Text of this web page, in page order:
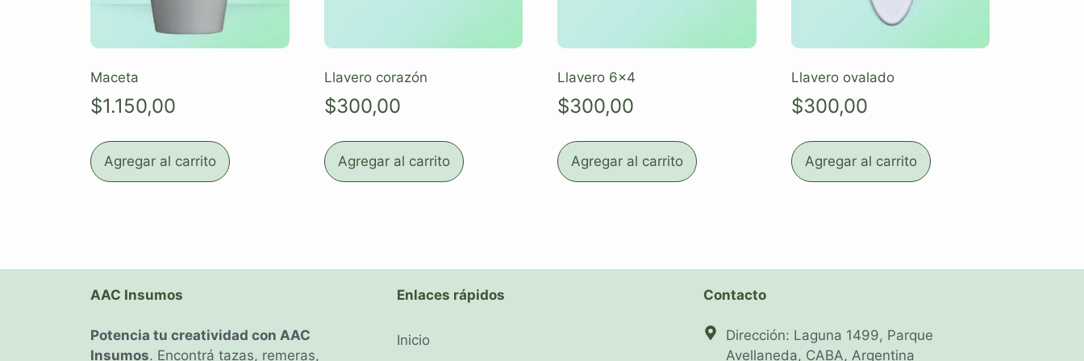
Maceta
$1.150,00
Agregar al carrito
Llavero corazón
$300,00
Agregar al carrito
Llavero 6×4
$300,00
Agregar al carrito
Llavero ovalado
$300,00
Agregar al carrito
AAC Insumos
Potencia tu creatividad con AAC
Insumos. Encontrá tazas, remeras,
Enlaces rápidos
Inicio
Contacto
Dirección: Laguna 1499, Parque
Avellaneda, CABA, Argentina